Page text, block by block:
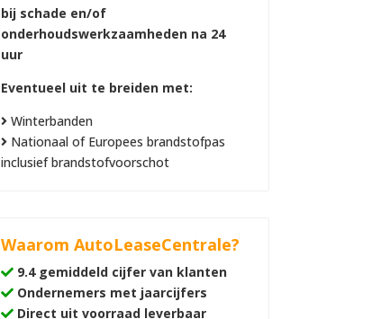
bij schade en/of
onderhoudswerkzaamheden na 24
uur
Eventueel uit te breiden met:
Winterbanden
Nationaal of Europees brandstofpas
inclusief brandstofvoorschot
Waarom AutoLeaseCentrale?
9.4 gemiddeld cijfer van klanten
Ondernemers met jaarcijfers
Direct uit voorraad leverbaar